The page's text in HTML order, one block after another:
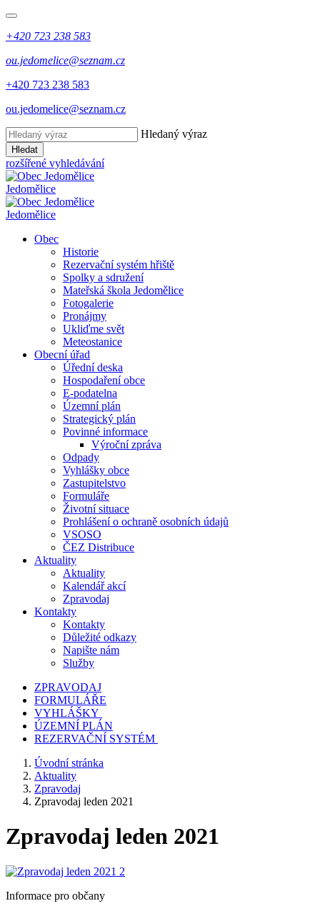
+420 723 238 583
ou.jedomelice@seznam.cz
+420 723 238 583
ou.jedomelice@seznam.cz
Hledaný výraz
Hledat
rozšířené vyhledávání
Jedomělice
Jedomělice
Obec
Historie
Rezervační systém hřiště
Spolky a sdružení
Mateřská škola Jedomělice
Fotogalerie
Pronájmy
Ukliďme svět
Meteostanice
Obecní úřad
Úřední deska
Hospodaření obce
E-podatelna
Územní plán
Strategický plán
Povinné informace
Výroční zpráva
Odpady
Vyhlášky obce
Zastupitelstvo
Formuláře
Životní situace
Prohlášení o ochraně osobních údajů
VSOSO
ČEZ Distribuce
Aktuality
Aktuality
Kalendář akcí
Zpravodaj
Kontakty
Kontakty
Důležité odkazy
Napište nám
Služby
ZPRAVODAJ
FORMULÁŘE
VYHLÁŠKY
ÚZEMNÍ PLÁN
REZERVAČNÍ SYSTÉM
Úvodní stránka
Aktuality
Zpravodaj
Zpravodaj leden 2021
Zpravodaj leden 2021
Informace pro občany